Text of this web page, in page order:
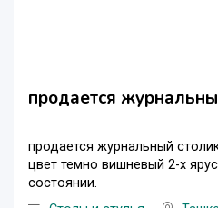
продается
продается журнальный
цвет темно вишневый 2-х
состоянии.